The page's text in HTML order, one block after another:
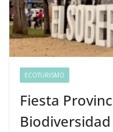
ECOTURISMO
Fiesta